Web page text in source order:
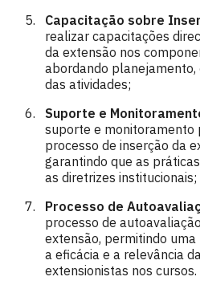
Capacitação sobre
realizar capacitações
da extensão nos
abordando
das atividades;
Suporte e
suporte e monitoramento
processo de inserção da
garantindo que as
as diretrizes institucionais;
Processo de
processo de
extensão, permitindo
a eficácia e a relevância
extensionistas nos cursos.